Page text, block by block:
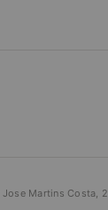
Martins